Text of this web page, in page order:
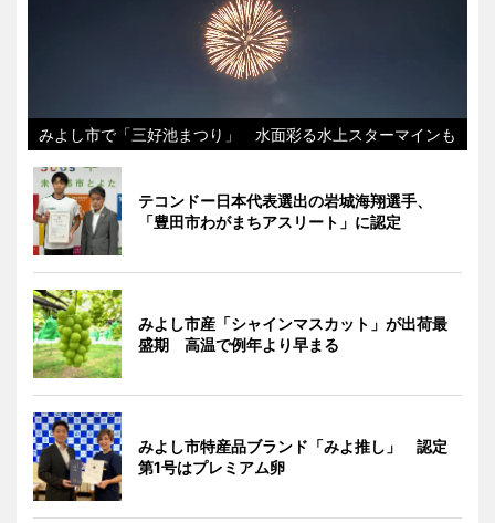
みよし市で「三好池まつり」 水面彩る水上スターマインも
テコンドー日本代表選出の岩城海翔選手、
「豊田市わがまちアスリート」に認定
みよし市産「シャインマスカット」が出荷最
盛期 高温で例年より早まる
みよし市特産品ブランド「みよ推し」 認定
第1号はプレミアム卵